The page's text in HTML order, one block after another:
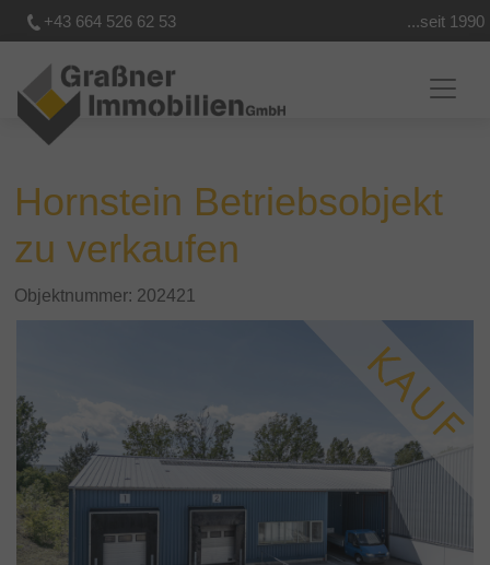
+43 664 526 62 53 ...seit 1990
Hornstein Betriebsobjekt
zu verkaufen
Objektnummer: 202421